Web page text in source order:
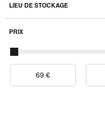
LIEU DE STOCKAGE
PRIX